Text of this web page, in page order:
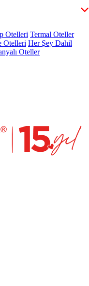
Otelleri Termal Oteller
Otelleri Her Şey Dahil
Oteller